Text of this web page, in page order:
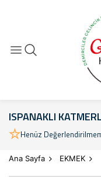
ISPANAKLI
Henüz
Ana Sayfa EKMEK